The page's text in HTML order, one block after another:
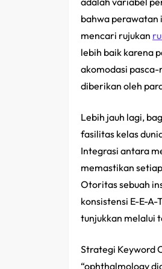
bahwa perawatan
mencari rujukan
lebih baik karena
akomodasi
diberikan oleh
Lebih jauh lagi,
fasilitas kelas
Integrasi antara
memastikan
Otoritas sebuah
konsistensi E-E-A-
tunjukkan melalui
Strategi Keyword
“ophthalmology